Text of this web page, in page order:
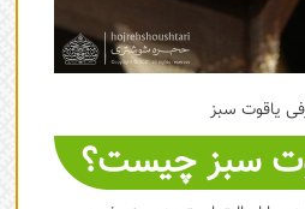
یاقوت سبز
سبز چیست؟